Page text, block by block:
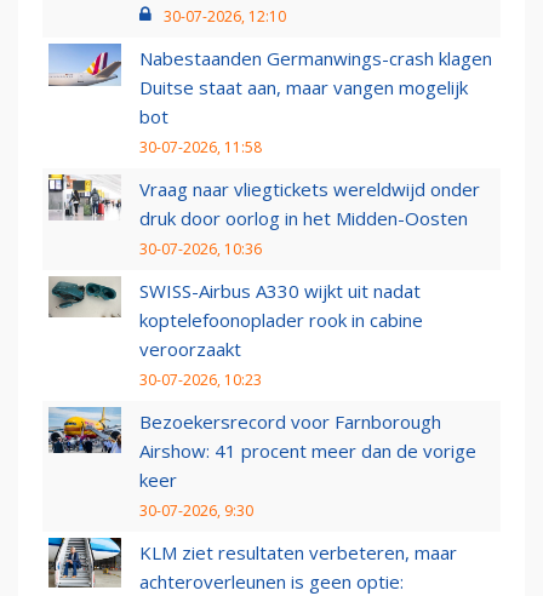
30-07-2026, 12:10
Nabestaanden Germanwings-crash klagen
Duitse staat aan, maar vangen mogelijk
bot
30-07-2026, 11:58
Vraag naar vliegtickets wereldwijd onder
druk door oorlog in het Midden-Oosten
30-07-2026, 10:36
SWISS-Airbus A330 wijkt uit nadat
koptelefoonoplader rook in cabine
veroorzaakt
30-07-2026, 10:23
Bezoekersrecord voor Farnborough
Airshow: 41 procent meer dan de vorige
keer
30-07-2026, 9:30
KLM ziet resultaten verbeteren, maar
achteroverleunen is geen optie: